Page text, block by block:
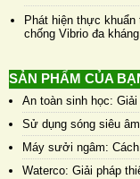
Phát hiện thực khuẩn
chống Vibrio đa kháng
SẢN PHẨM CỦA
An toàn sinh học:
Sử dụng sóng siêu
Máy sưởi ngâm:
Waterco: Giải pháp